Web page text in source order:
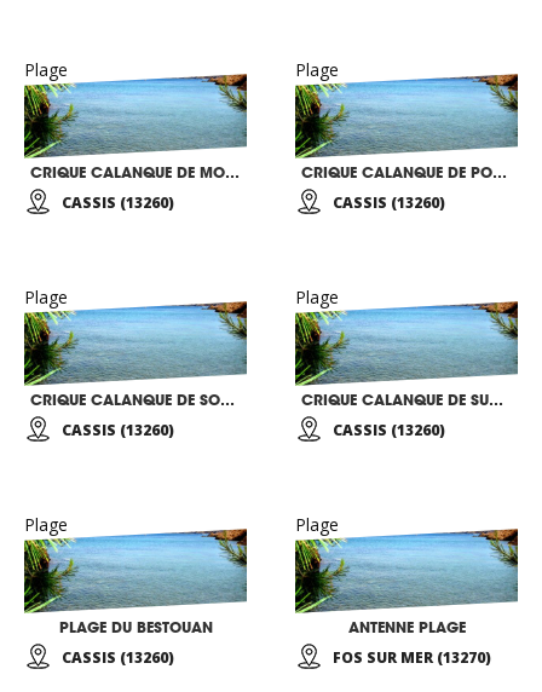
Plage
CRIQUE CALANQUE DE MORGIOU
CASSIS (13260)
Plage
CRIQUE CALANQUE DE PORT PIN
CASSIS (13260)
Plage
CRIQUE CALANQUE DE SORMIOU
CASSIS (13260)
Plage
CRIQUE CALANQUE DE SUGITON
CASSIS (13260)
Plage
PLAGE DU BESTOUAN
CASSIS (13260)
Plage
ANTENNE PLAGE
FOS SUR MER (13270)